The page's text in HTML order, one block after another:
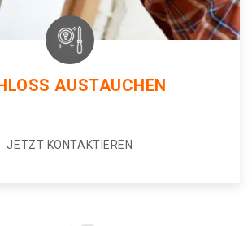
AUSTAUCHEN
JETZT KONTAKTIEREN